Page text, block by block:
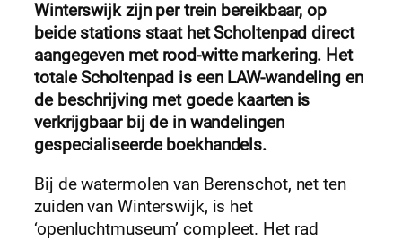
Winterswijk zijn per trein bereikbaar, op
beide stations staat het Scholtenpad direct
aangegeven met rood-witte markering. Het
totale Scholtenpad is een LAW-wandeling en
de beschrijving met goede kaarten is
verkrijgbaar bij de in wandelingen
gespecialiseerde boekhandels.
Bij de watermolen van Berenschot, net ten
zuiden van Winterswijk, is het
‘openluchtmuseum’ compleet. Het rad